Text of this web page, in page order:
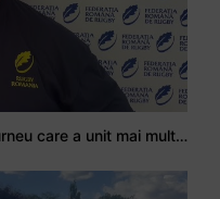
Stejarul Iulian Hartig: A fost un turneu care a unit mai mult echipa